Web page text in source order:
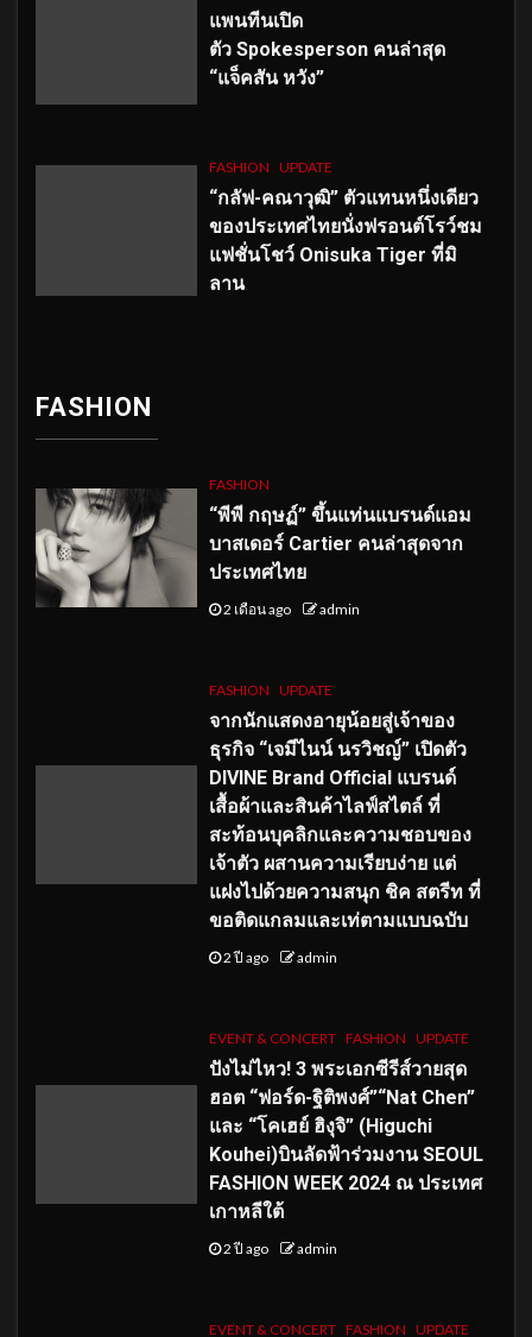
แพนทีนเปิด
ตัว Spokesperson คนล่าสุด
“แจ็คสัน หวัง”
FASHION UPDATE
“กลัฟ-คณาวุฒิ” ตัวแทนหนึ่งเดียว
ของประเทศไทยนั่งฟรอนต์โรว์ชม
แฟชั่นโชว์ Onisuka Tiger ที่มิ
ลาน
FASHION
FASHION
“พีพี กฤษฏ์” ขึ้นแท่นแบรนด์แอม
บาสเดอร์ Cartier คนล่าสุดจาก
ประเทศไทย
2 เดือน ago admin
FASHION UPDATE
จากนักแสดงอายุน้อยสู่เจ้าของ
ธุรกิจ “เจมีไนน์ นรวิชญ์” เปิดตัว
DIVINE Brand Official แบรนด์
เสื้อผ้าและสินค้าไลฟ์สไตล์ ที่
สะท้อนบุคลิกและความชอบของ
เจ้าตัว ผสานความเรียบง่าย แต่
แฝงไปด้วยความสนุก ชิค สตรีท ที่
ขอติดแกลมและเท่ตามแบบฉบับ
2 ปี ago admin
EVENT & CONCERT FASHION UPDATE
ปังไม่ไหว! 3 พระเอกซีรีส์วายสุด
ฮอต “ฟอร์ด-ฐิติพงศ์”“Nat Chen”
และ “โคเฮย์ ฮิงุจิ” (Higuchi
Kouhei)บินลัดฟ้าร่วมงาน SEOUL
FASHION WEEK 2024 ณ ประเทศ
เกาหลีใต้
2 ปี ago admin
EVENT & CONCERT FASHION UPDATE